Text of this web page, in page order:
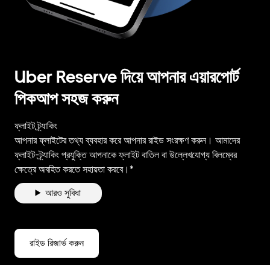
Uber Reserve দিয়ে আপনার এয়ারপোর্ট
পিকআপ সহজ করুন
ফ্লাইট ট্র্যাকিং
আপনার ফ্লাইটের তথ্য ব্যবহার করে আপনার রাইড সংরক্ষণ করুন। আমাদের
ফ্লাইট-ট্র্যাকিং প্রযুক্তি আপনাকে ফ্লাইট বাতিল বা উল্লেখযোগ্য বিলম্বের
ক্ষেত্রে অবহিত করতে সহায়তা করবে।*
আরও সুবিধা
রাইড রিজার্ভ করুন